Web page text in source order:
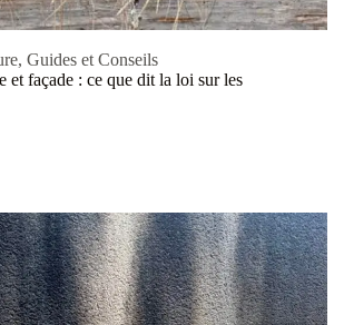
, Guides et Conseils
et façade : ce que dit la loi sur les